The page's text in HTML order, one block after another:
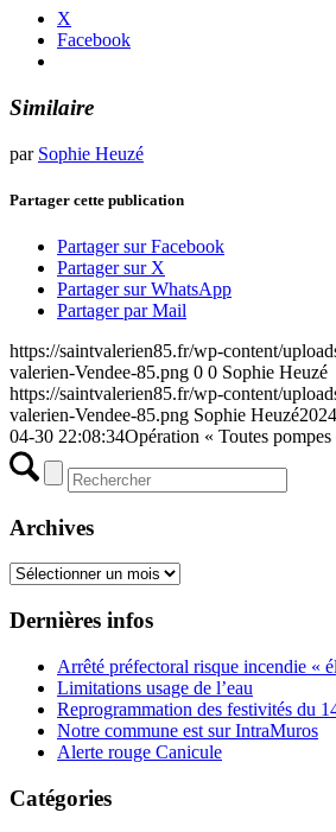
X
Facebook
Similaire
par Sophie Heuzé
Partager cette publication
Partager sur Facebook
Partager sur X
Partager sur WhatsApp
Partager par Mail
https://saintvalerien85.fr/wp-content/
valerien-Vendee-85.png 0 0 Sophie Heuzé
https://saintvalerien85.fr/wp-content/
valerien-Vendee-85.png Sophie Heuzé
04-30 22:08:34Opération « Toutes pompes
Archives
Archives
Dernières infos
Arrêté préfectoral risque incendie «
Limitations usage de l’eau
Reprogrammation des festivités du
Notre commune est sur IntraMuros
Alerte rouge Canicule
Catégories